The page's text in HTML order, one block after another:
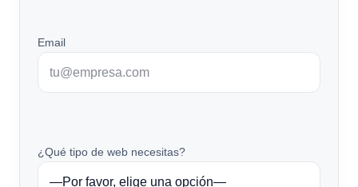
Email
¿Qué tipo de web necesitas?